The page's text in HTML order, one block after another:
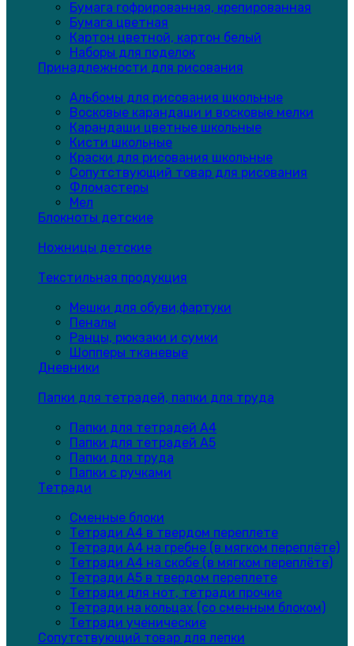
Бумага гофрированная, крепированная
Бумага цветная
Картон цветной, картон белый
Наборы для поделок
Принадлежности для рисования
Альбомы для рисования школьные
Восковые карандаши и восковые мелки
Карандаши цветные школьные
Кисти школьные
Краски для рисования школьные
Сопутствующий товар для рисования
Фломастеры
Мел
Блокноты детские
Ножницы детские
Текстильная продукция
Мешки для обуви,фартуки
Пеналы
Ранцы, рюкзаки и сумки
Шопперы тканевые
Дневники
Папки для тетрадей, папки для труда
Папки для тетрадей А4
Папки для тетрадей А5
Папки для труда
Папки с ручками
Тетради
Сменные блоки
Тетради А4 в твердом переплете
Тетради А4 на гребне (в мягком переплёте)
Тетради А4 на скобе (в мягком переплёте)
Тетради А5 в твердом переплете
Тетради для нот, тетради прочие
Тетради на кольцах (со сменным блоком)
Тетради ученические
Сопутствующий товар для лепки